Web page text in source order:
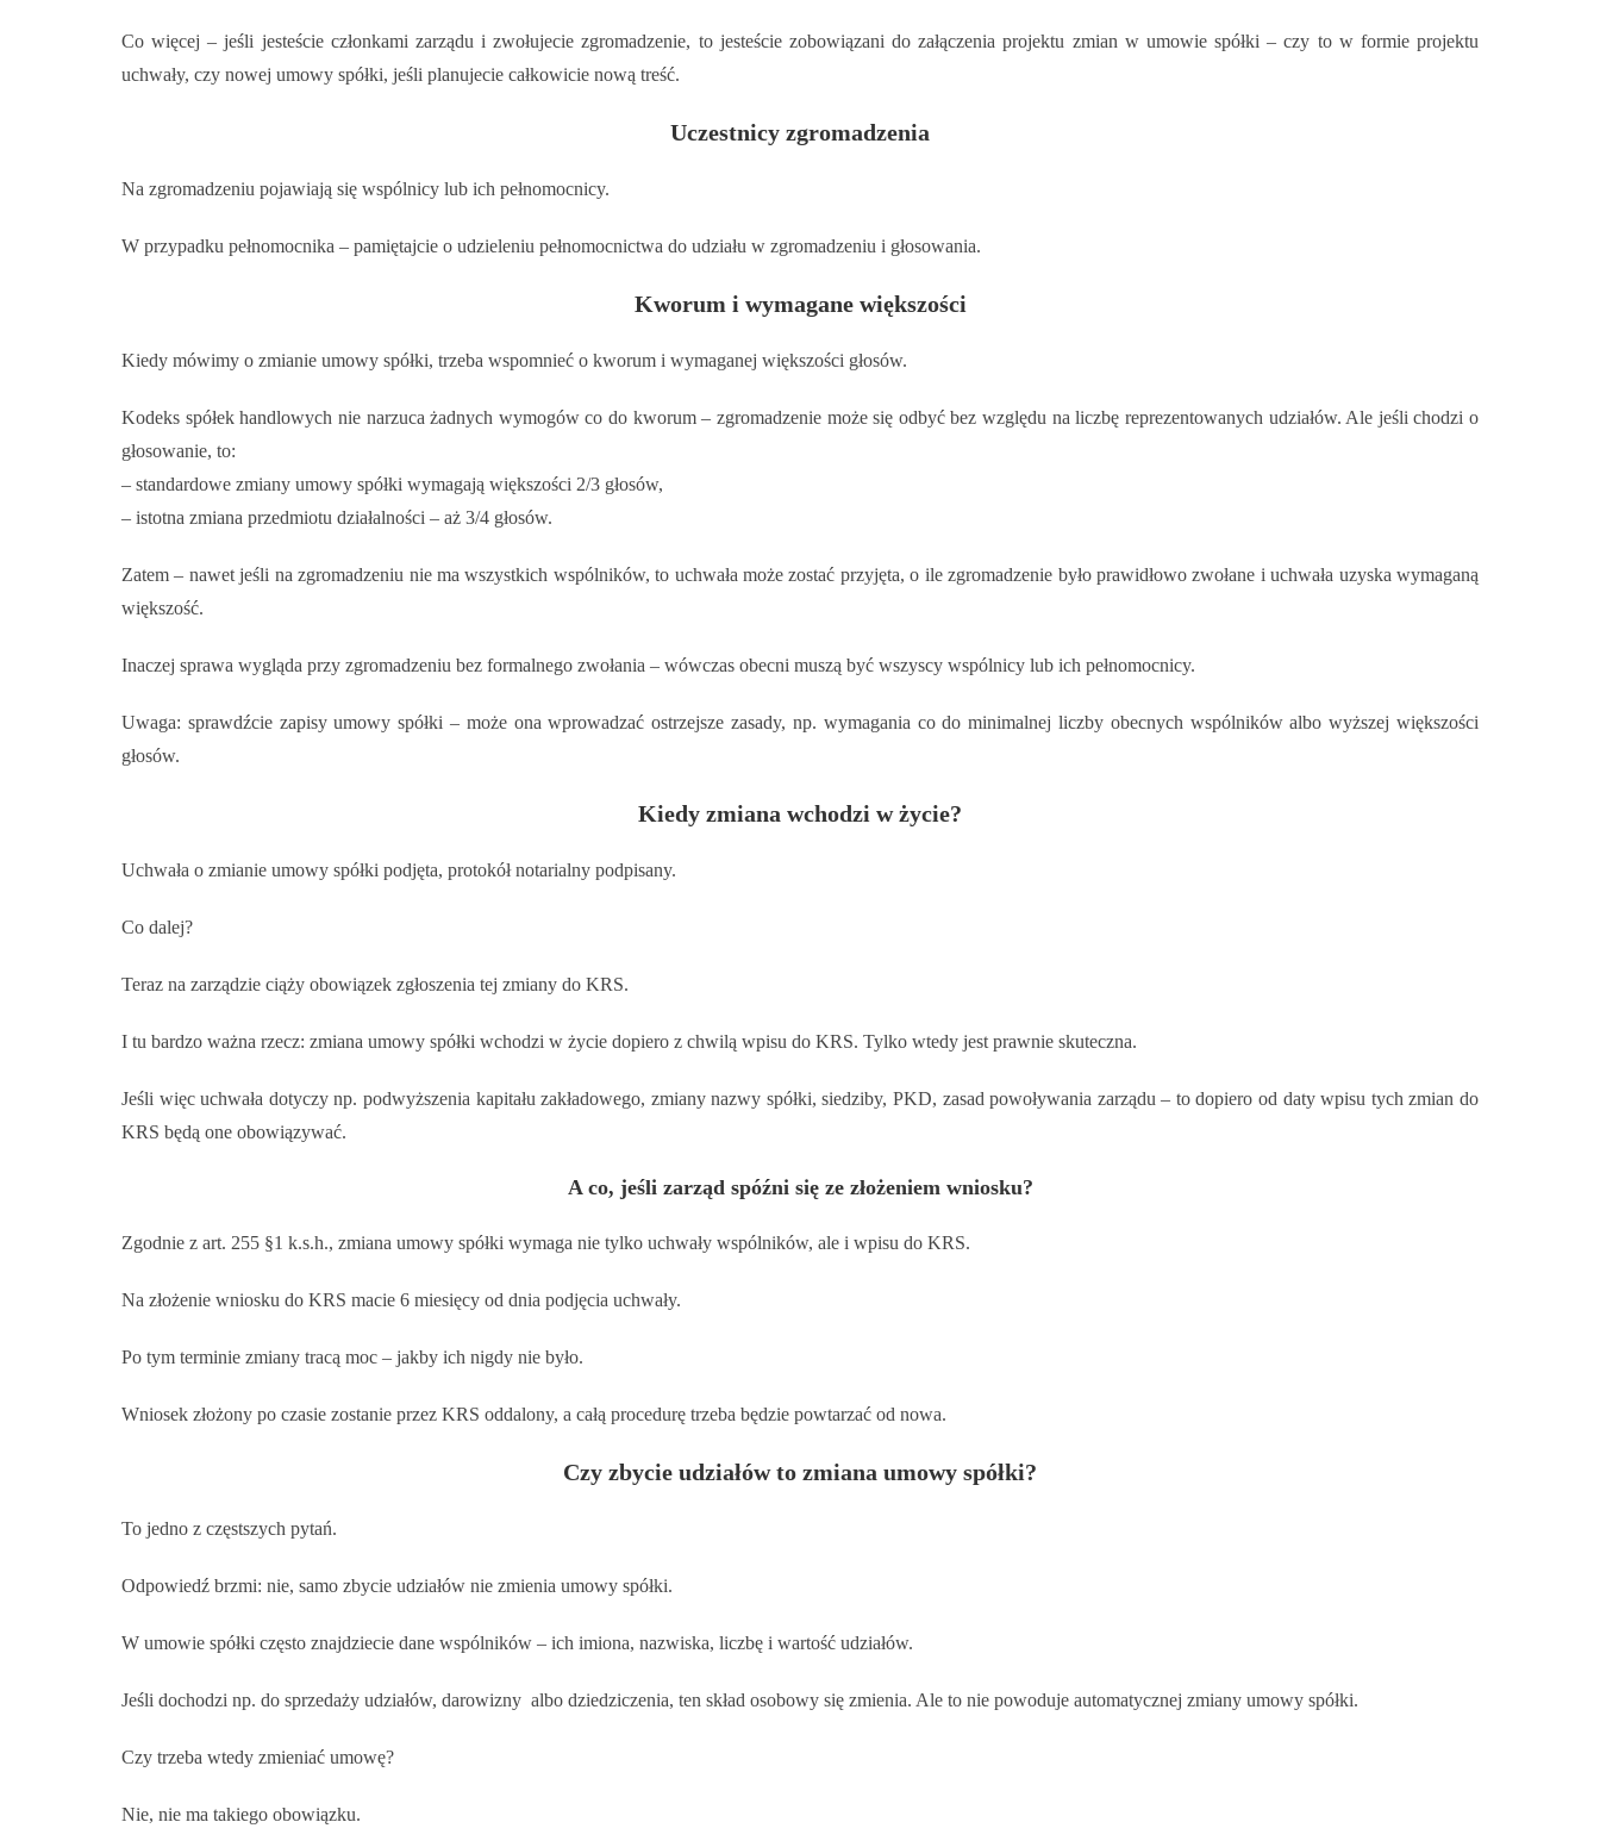
Co więcej – jeśli jesteście członkami zarządu i zwołujecie zgromadzenie, to jesteście zobowiązani do załączenia projektu zmian w umowie spółki – czy to w formie projektu
uchwały, czy nowej umowy spółki, jeśli planujecie całkowicie nową treść.
Uczestnicy zgromadzenia
Na zgromadzeniu pojawiają się wspólnicy lub ich pełnomocnicy.
W przypadku pełnomocnika – pamiętajcie o udzieleniu pełnomocnictwa do udziału w zgromadzeniu i głosowania.
Kworum i wymagane większości
Kiedy mówimy o zmianie umowy spółki, trzeba wspomnieć o kworum i wymaganej większości głosów.
Kodeks spółek handlowych nie narzuca żadnych wymogów co do kworum – zgromadzenie może się odbyć bez względu na liczbę reprezentowanych udziałów. Ale jeśli chodzi o
głosowanie, to:
– standardowe zmiany umowy spółki wymagają większości 2/3 głosów,
– istotna zmiana przedmiotu działalności – aż 3/4 głosów.
Zatem – nawet jeśli na zgromadzeniu nie ma wszystkich wspólników, to uchwała może zostać przyjęta, o ile zgromadzenie było prawidłowo zwołane i uchwała uzyska wymaganą
większość.
Inaczej sprawa wygląda przy zgromadzeniu bez formalnego zwołania – wówczas obecni muszą być wszyscy wspólnicy lub ich pełnomocnicy.
Uwaga: sprawdźcie zapisy umowy spółki – może ona wprowadzać ostrzejsze zasady, np. wymagania co do minimalnej liczby obecnych wspólników albo wyższej większości
głosów.
Kiedy zmiana wchodzi w życie?
Uchwała o zmianie umowy spółki podjęta, protokół notarialny podpisany.
Co dalej?
Teraz na zarządzie ciąży obowiązek zgłoszenia tej zmiany do KRS.
I tu bardzo ważna rzecz: zmiana umowy spółki wchodzi w życie dopiero z chwilą wpisu do KRS. Tylko wtedy jest prawnie skuteczna.
Jeśli więc uchwała dotyczy np. podwyższenia kapitału zakładowego, zmiany nazwy spółki, siedziby, PKD, zasad powoływania zarządu – to dopiero od daty wpisu tych zmian do
KRS będą one obowiązywać.
A co, jeśli zarząd spóźni się ze złożeniem wniosku?
Zgodnie z art. 255 §1 k.s.h., zmiana umowy spółki wymaga nie tylko uchwały wspólników, ale i wpisu do KRS.
Na złożenie wniosku do KRS macie 6 miesięcy od dnia podjęcia uchwały.
Po tym terminie zmiany tracą moc – jakby ich nigdy nie było.
Wniosek złożony po czasie zostanie przez KRS oddalony, a całą procedurę trzeba będzie powtarzać od nowa.
Czy zbycie udziałów to zmiana umowy spółki?
To jedno z częstszych pytań.
Odpowiedź brzmi: nie, samo zbycie udziałów nie zmienia umowy spółki.
W umowie spółki często znajdziecie dane wspólników – ich imiona, nazwiska, liczbę i wartość udziałów.
Jeśli dochodzi np. do sprzedaży udziałów, darowizny albo dziedziczenia, ten skład osobowy się zmienia. Ale to nie powoduje automatycznej zmiany umowy spółki.
Czy trzeba wtedy zmieniać umowę?
Nie, nie ma takiego obowiązku.